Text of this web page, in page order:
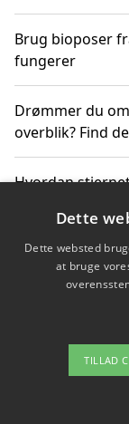
Brug bioposer
fungerer
Drømmer du
overblik? Find
Hvordan
Bæredygtige
Om
Dette
Dette websted
at bruge
TILLAD